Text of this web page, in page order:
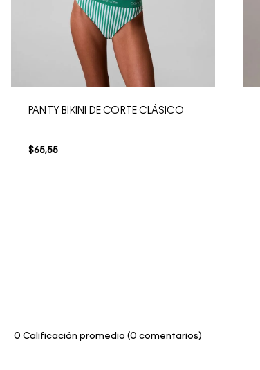
PANTY BIKINI DE CORTE CLÁSICO
$65,55
0 Calificación promedio (0 comentarios)